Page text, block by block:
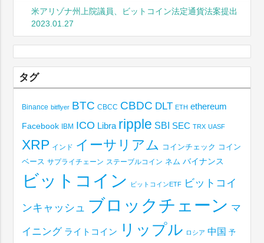
米アリゾナ州上院議員、ビットコイン法定通貨法案提出
2023.01.27
タグ
Binance bitflyer BTC CBCC CBDC DLT ETH ethereum
Facebook IBM ICO Libra ripple SBI SEC TRX UASF
XRP インド イーサリアム コインチェック コイン
ベース サプライチェーン ステーブルコイン ネム バイナンス
ビットコイン ビットコインETF ビットコイ
ンキャッシュ ブロックチェーン マ
イニング ライトコイン リップル ロシア 中国 予